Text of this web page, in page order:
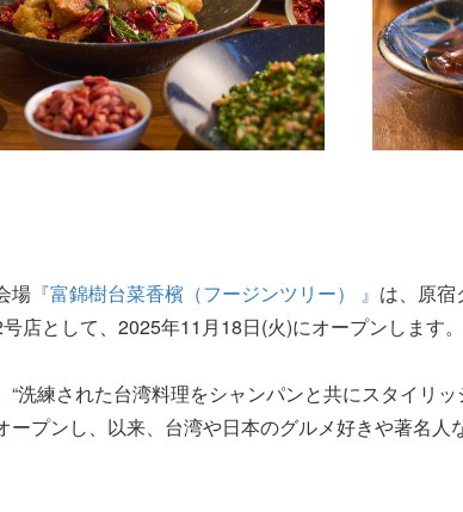
場 『富錦樹台菜香檳（フージンツリー） 』 は、原宿
店として、2025年11月18日(火)にオープンします。
“洗練された台湾料理をシャンパンと共にスタイリ
ープンし、以来、台湾や日本のグルメ好きや著名人